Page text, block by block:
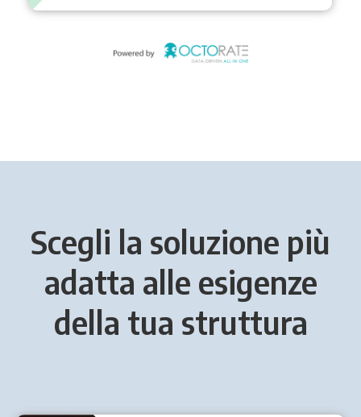
Scegli la soluzione più
adatta alle esigenze
della tua struttura